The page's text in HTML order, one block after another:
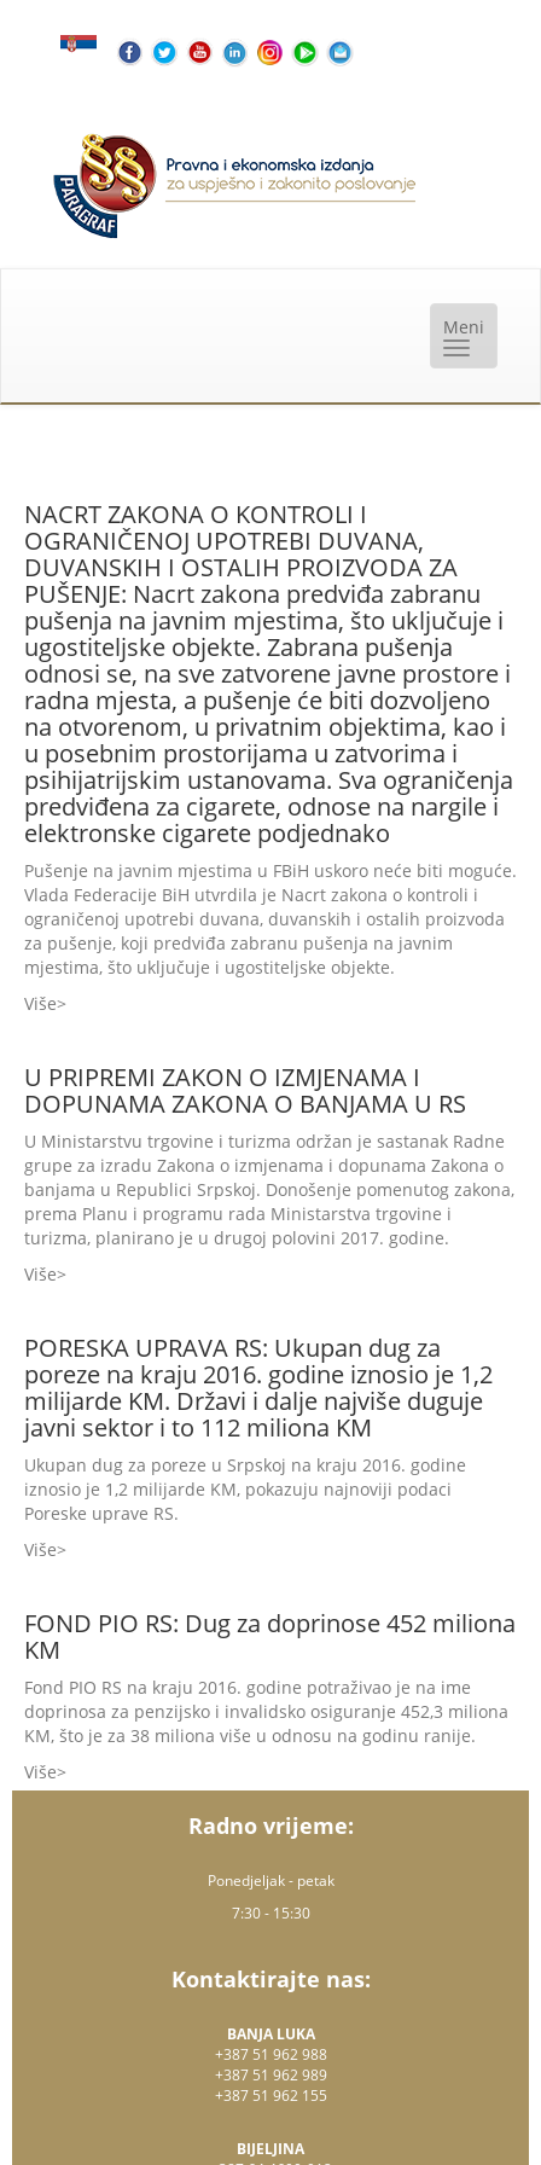
NACRT ZAKONA O KONTROLI I
OGRANIČENOJ UPOTREBI DUVANA,
DUVANSKIH I OSTALIH PROIZVODA ZA
PUŠENJE: Nacrt zakona predviđa zabranu
pušenja na javnim mjestima, što uključuje i
ugostiteljske objekte. Zabrana pušenja
odnosi se, na sve zatvorene javne prostore i
radna mjesta, a pušenje će biti dozvoljeno
na otvorenom, u privatnim objektima, kao i
u posebnim prostorijama u zatvorima i
psihijatrijskim ustanovama. Sva ograničenja
predviđena za cigarete, odnose na nargile i
elektronske cigarete podjednako
Pušenje na javnim mjestima u FBiH uskoro neće biti moguće.
Vlada Federacije BiH utvrdila je Nacrt zakona o kontroli i
ograničenoj upotrebi duvana, duvanskih i ostalih proizvoda
za pušenje, koji predviđa zabranu pušenja na javnim
mjestima, što uključuje i ugostiteljske objekte.
Više
U PRIPREMI ZAKON O IZMJENAMA I
DOPUNAMA ZAKONA O BANJAMA U RS
U Ministarstvu trgovine i turizma održan je sastanak Radne
grupe za izradu Zakona o izmjenama i dopunama Zakona o
banjama u Republici Srpskoj. Donošenje pomenutog zakona,
prema Planu i programu rada Ministarstva trgovine i
turizma, planirano je u drugoj polovini 2017. godine.
Više
PORESKA UPRAVA RS: Ukupan dug za
poreze na kraju 2016. godine iznosio je 1,2
milijarde KM. Državi i dalje najviše duguje
javni sektor i to 112 miliona KM
Ukupan dug za poreze u Srpskoj na kraju 2016. godine
iznosio je 1,2 milijarde KM, pokazuju najnoviji podaci
Poreske uprave RS.
Više
FOND PIO RS: Dug za doprinose 452 miliona
KM
Fond PIO RS na kraju 2016. godine potraživao je na ime
doprinosa za penzijsko i invalidsko osiguranje 452,3 miliona
KM, što je za 38 miliona više u odnosu na godinu ranije.
Više
Radno vrijeme:
Ponedjeljak - petak
7:30 - 15:30
Kontaktirajte nas:
BANJA LUKA
+387 51 962 988
+387 51 962 989
+387 51 962 155
BIJELJINA